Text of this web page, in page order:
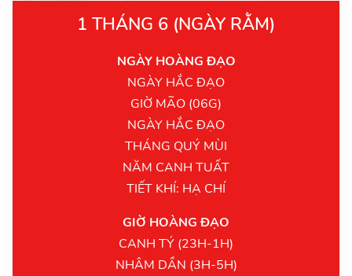
1 THÁNG 6 (NGÀY RẰM)
NGÀY HOÀNG ĐẠO
NGÀY HẮC ĐẠO
GIỜ MÃO (06G)
NGÀY HẮC ĐẠO
THÁNG QUÝ MÙI
NĂM CANH TUẤT
TIẾT KHÍ: HẠ CHÍ
GIỜ HOÀNG ĐẠO
CANH TÝ (23H-1H)
NHÂM DẦN (3H-5H)